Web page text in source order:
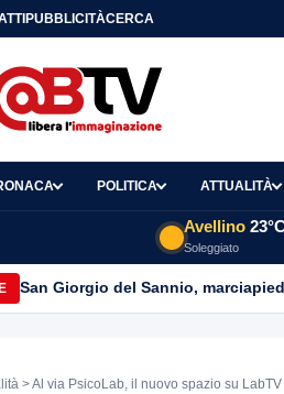
PUBBLICITÀCERCA
POLITICA ATTUALITÀ
Avellino
Soleggiato
San Giorgio del Sannio,
> Al via PsicoLab, il nuovo spazio su